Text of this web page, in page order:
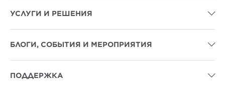
УСЛУГИ И РЕШЕНИЯ 
БЛОГИ, СОБЫТИЯ И МЕРОПРИЯТИЯ 
ПОДДЕРЖКА 